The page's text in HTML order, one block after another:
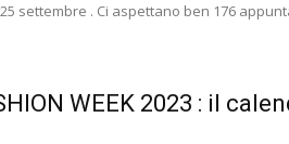
settembre . Ci aspettano ben 176
WEEK 2023 : il